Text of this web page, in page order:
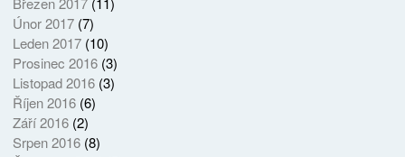
Únor 2017(7)
Leden 2017(10)
Prosinec 2016(3)
Listopad 2016(3)
Říjen 2016(6)
Září 2016(2)
Srpen 2016(8)